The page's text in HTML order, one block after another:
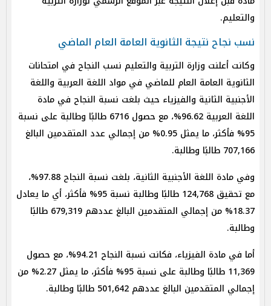
والتعليم.
نسب نجاح نتيجة الثانوية العامة العام الماضي
وكانت أعلنت وزارة التربية والتعليم نسب النجاح في امتحانات
الثانوية العامة العام للماضي في مواد اللغة العربية واللغة
الأجنبية الثانية والفيزياء حيث بلغت نسبة النجاح في مادة
اللغة العربية 96.62%، مع حصول 6716 طالبًا وطالبة على نسبة
95% فأكثر، ما يمثل 0.95% من إجمالي عدد المتقدمين البالغ
707,166 طالبًا وطالبة.
وفي مادة اللغة الأجنبية الثانية، بلغت نسبة النجاح 97.88%،
مع تحقيق 124,768 طالبًا وطالبة نسبة 95% فأكثر، أي ما يعادل
18.37% من إجمالي المتقدمين البالغ عددهم 679,319 طالبًا
وطالبة.
أما في مادة الفيزياء، فكانت نسبة النجاح 94.21%، مع حصول
11,369 طالبًا وطالبة على نسبة 95% فأكثر، ما يمثل 2.27% من
إجمالي المتقدمين البالغ عددهم 501,642 طالبًا وطالبة.